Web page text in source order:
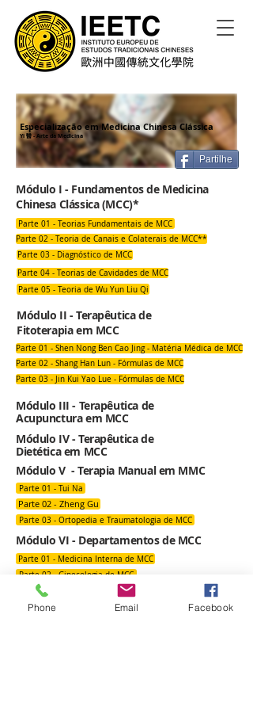
Especialização emMedicina Chinesa Clássica
Yi 醫 - Arte da Medicina
Partilhe
Módulo I - Fundamentos de Medicina
Chinesa Clássica (MCC)*
Parte 01 - Teorias Fundamentais de MCC
Parte 02 - Teoria de Canais e Colaterais de MCC**
Parte 03 - Diagnóstico de MCC
Parte 04 - Teorias de Cavidades de MCC
Parte 05 - Teoria de Wu Yun Liu Qi
Módulo II - Terapêutica de
Fitoterapia em MCC
Parte 01 - Shen Nong Ben Cao Jing - Matéria Médica de MCC
Parte 02 - Shang Han Lun - Fórmulas de MCC
Parte 03 - Jin Kui Yao Lue - Fórmulas de MCC
Módulo III - Terapêutica de
Acupunctura em MCC
Módulo IV - Terapêutica de
Dietética em MCC
Módulo V - Terapia Manual em MMC
Parte 01 - Tui Na
Parte 02 - Zheng Gu
Parte 03 - Ortopedia e Traumatologia de MCC
Módulo VI - Departamentos de MCC
Parte 01 - Medicina Interna de MCC
Parte 02 - Ginecologia de MCC
Parte 03 - Pediatria de MCC
Parte 04 - Medicina Externa de MCC
Phone Email Facebook